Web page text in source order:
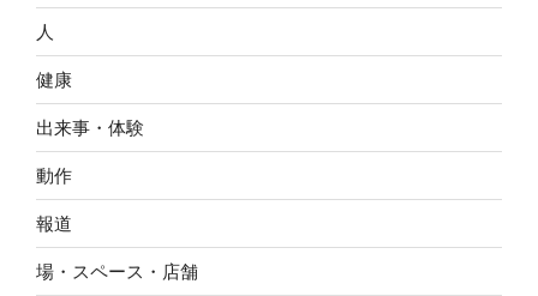
人
健康
出来事・体験
動作
報道
場・スペース・店舗